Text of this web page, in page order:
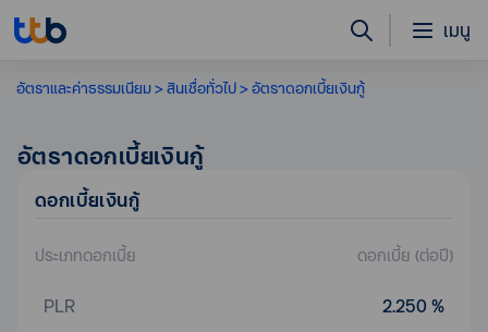
เมนู
อัตราและค่าธรรมเนียม สินเชื่อทั่วไป อัตราดอกเบี้ยเงินกู้
อัตราดอกเบี้ยเงินกู้
ดอกเบี้ยเงินกู้
ประเภทดอกเบี้ย ดอกเบี้ย (ต่อปี)
PLR 2.250 %